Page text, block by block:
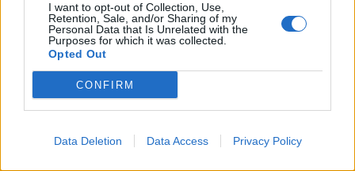
I want to opt-out of Collection, Use,
Retention, Sale, and/or Sharing of my
Personal Data that Is Unrelated with the
Purposes for which it was collected.
Opted Out
CONFIRM
Data Deletion Data Access Privacy Policy